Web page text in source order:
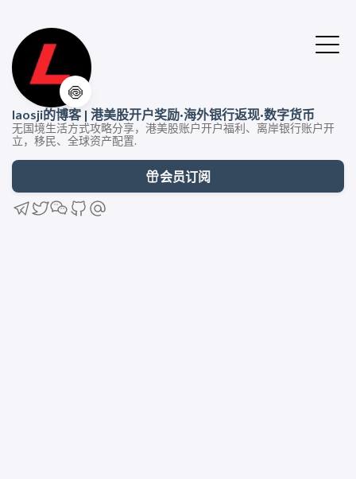
🍥
laosji的博客 | 港美股开户奖励·海外银行返现·数字货币
无国境生活方式攻略分享，港美股账户开户福利、离岸银行账户开
立，移民、全球资产配置.
会员订阅